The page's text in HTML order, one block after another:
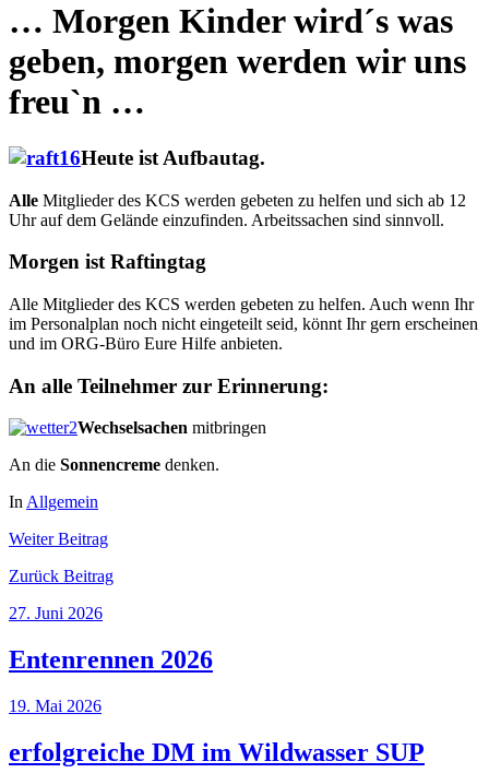
… Morgen Kinder wird´s was
geben, morgen werden wir uns
freu`n …
Heute ist Aufbautag.
Alle Mitglieder des KCS werden gebeten zu helfen und sich ab 12
Uhr auf dem Gelände einzufinden. Arbeitssachen sind sinnvoll.
Morgen ist Raftingtag
Alle Mitglieder des KCS werden gebeten zu helfen. Auch wenn Ihr
im Personalplan noch nicht eingeteilt seid, könnt Ihr gern erscheinen
und im ORG-Büro Eure Hilfe anbieten.
An alle Teilnehmer zur Erinnerung:
Wechselsachen mitbringen
An die Sonnencreme denken.
InAllgemein
WeiterBeitrag
Zurück Beitrag
27. Juni 2026
Entenrennen 2026
19. Mai 2026
erfolgreiche DM im Wildwasser SUP